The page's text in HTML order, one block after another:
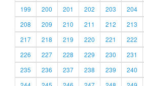
199
200 201 202 203 204
208
209 210 211 212 213
217
218 219 220 221 222
226
227 228 229 230 231
235
236 237 238 239 240